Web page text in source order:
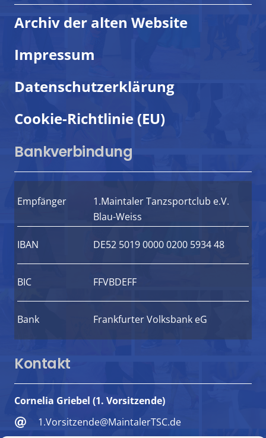
Archiv der alten Website
Impressum
Datenschutzerklärung
Cookie-Richtlinie (EU)
Bankverbindung
Empfänger
1.Maintaler Tanzsportclub e.V.
Blau-Weiss
IBAN DE52 5019 0000 0200 5934 48
BIC FFVBDEFF
Bank Frankfurter Volksbank eG
Kontakt
Cornelia Griebel (1. Vorsitzende)
1.Vorsitzende@MaintalerTSC.de